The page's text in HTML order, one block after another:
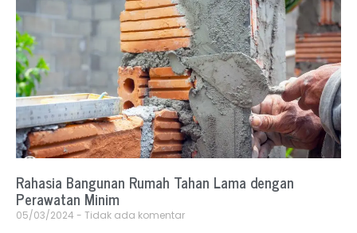
Rahasia Bangunan Rumah Tahan Lama dengan
Perawatan Minim
05/03/2024 Tidak ada komentar